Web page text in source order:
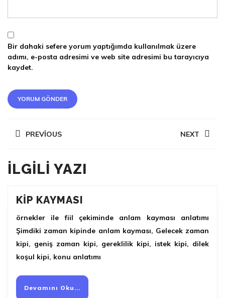
Bir dahaki sefere yorum yaptığımda kullanılmak üzere
adımı, e-posta adresimi ve web site adresimi bu tarayıcıya
kaydet.
YAZIPREVIOUS
Previous
post:
NEXT
ILGILI YAZI
KIP KAYMASI
örnekler ile fiil çekiminde anlam kayması anlatımı
Şimdiki zaman kipinde anlam kayması, Gelecek zaman
kipi, geniş zaman kipi, gereklilik kipi, istek kipi, dilek
koşul kipi, konu anlatımı
Devamını Oku...
Oku...